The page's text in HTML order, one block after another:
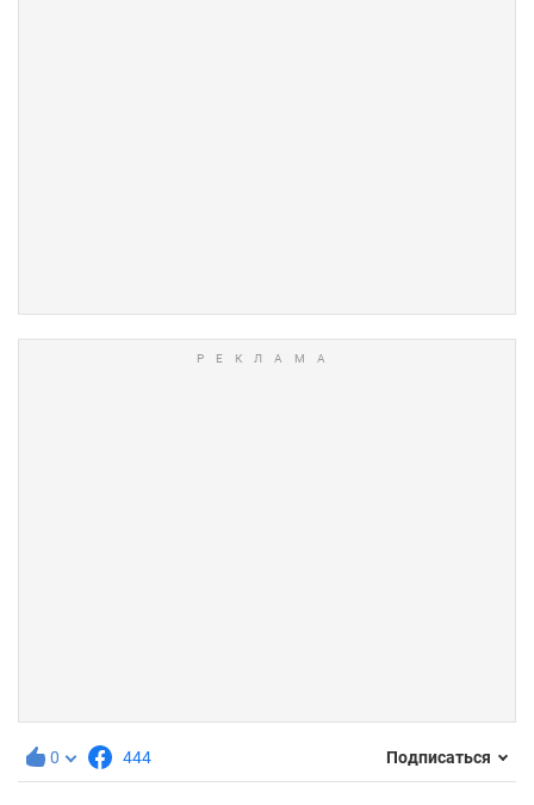
0 444 Подписаться